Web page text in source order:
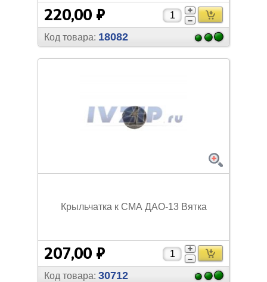
220,00 ₽
Код товара: 18082
Крыльчатка к СМА ДАО-13 Вятка
207,00 ₽
Код товара: 30712